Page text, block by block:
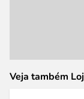
Veja também